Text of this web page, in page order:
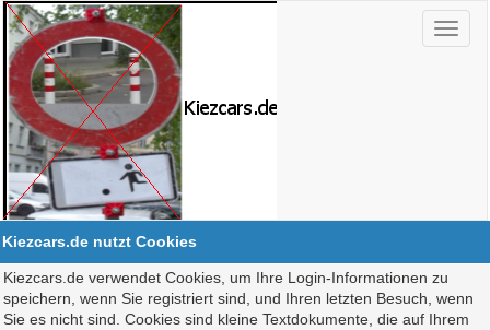
Kiezcars.de nutzt Cookies
Kiezcars.de verwendet Cookies, um Ihre Login-Informationen zu
speichern, wenn Sie registriert sind, und Ihren letzten Besuch, wenn
Sie es nicht sind. Cookies sind kleine Textdokumente, die auf Ihrem